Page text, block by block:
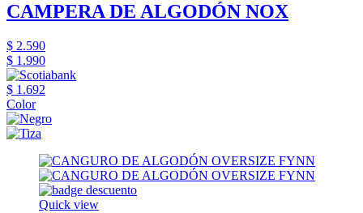
CAMPERA DE ALGODÓN NOX
$ 2.590
$ 1.990
$ 1.692
Color
Quick view